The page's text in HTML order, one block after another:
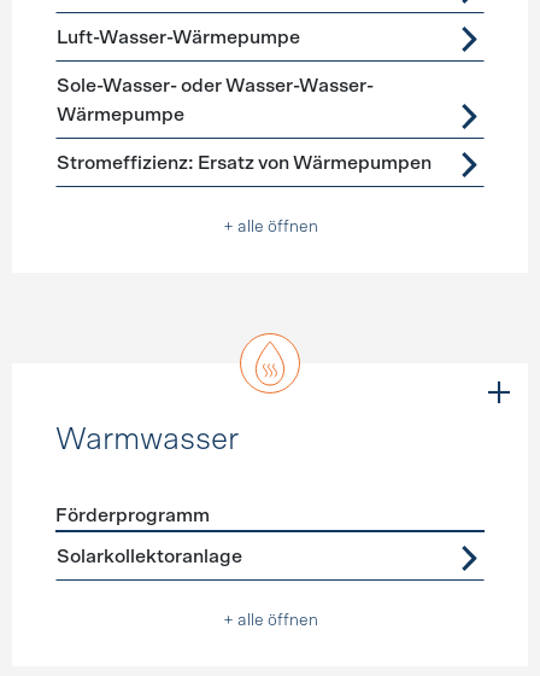
Luft-Wasser-Wärmepumpe
Sole-Wasser- oder Wasser-Wasser-
Wärmepumpe
Stromeffizienz: Ersatz von Wärmepumpen
+ alle öffnen
Warmwasser
Förderprogramme
Förderprogramm
Solarkollektoranlage
+ alle öffnen